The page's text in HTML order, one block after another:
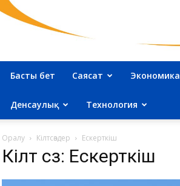
Басты бет Саясат Экономика
Денсаулық Технология
Оралу Кілтсөздер Ескерткіш
Кілт сөз: Ескерткіш